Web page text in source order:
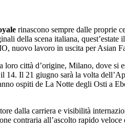
rinascono sempre dalle proprie
della scena italiana,
nuovo lavoro in uscita per Asian
loro città d’origine, Milano, dove
14. Il 21 giugno sarà la volta
ospiti de La Notte degli Osti a
dalla carriera e visibilità
contraria all’ascolto rapido